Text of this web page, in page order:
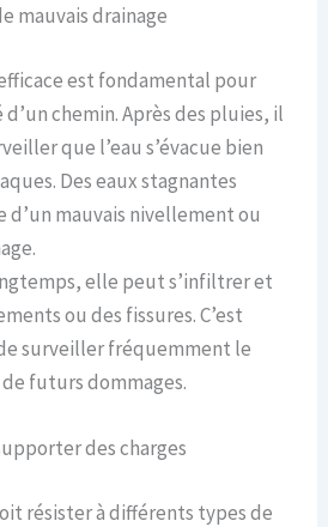
mauvais drainage
est fondamental pour
chemin. Après des pluies, il
que l’eau s’évacue bien
Des eaux stagnantes
mauvais nivellement ou
elle peut s’infiltrer et
ou des fissures. C’est
surveiller fréquemment le
futurs dommages.
des charges
résister à différents types de